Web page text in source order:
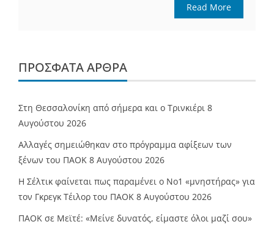
Read More
ΠΡΌΣΦΑΤΑ ΆΡΘΡΑ
Στη Θεσσαλονίκη από σήμερα και ο Τρινκιέρι 8
Αυγούστου 2026
Αλλαγές σημειώθηκαν στο πρόγραμμα αφίξεων των
ξένων του ΠΑΟΚ 8 Αυγούστου 2026
Η Σέλτικ φαίνεται πως παραμένει ο Νο1 «μνηστήρας» για
τον Γκρεγκ Τέιλορ του ΠΑΟΚ 8 Αυγούστου 2026
ΠΑΟΚ σε Μεϊτέ: «Μείνε δυνατός, είμαστε όλοι μαζί σου»